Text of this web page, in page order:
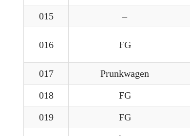
015 –
016 FG
017 Prunkwagen
018 FG
019 FG